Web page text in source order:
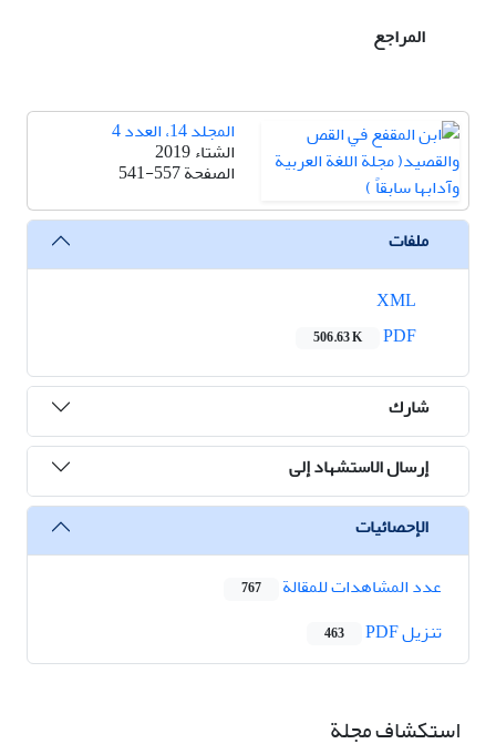
المجلد 14، العدد 4
الشتاء 2019
الصفحة541-557
ملفات
506.63 K
شارك
إرسال الاستشهاد إلى
الإحصائيات
عدد المشاهدات للمقالة
767
تنزیل PDF 463
استكشاف مجلة